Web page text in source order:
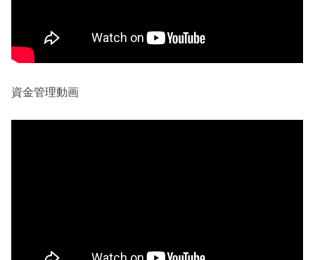
資金管理動画